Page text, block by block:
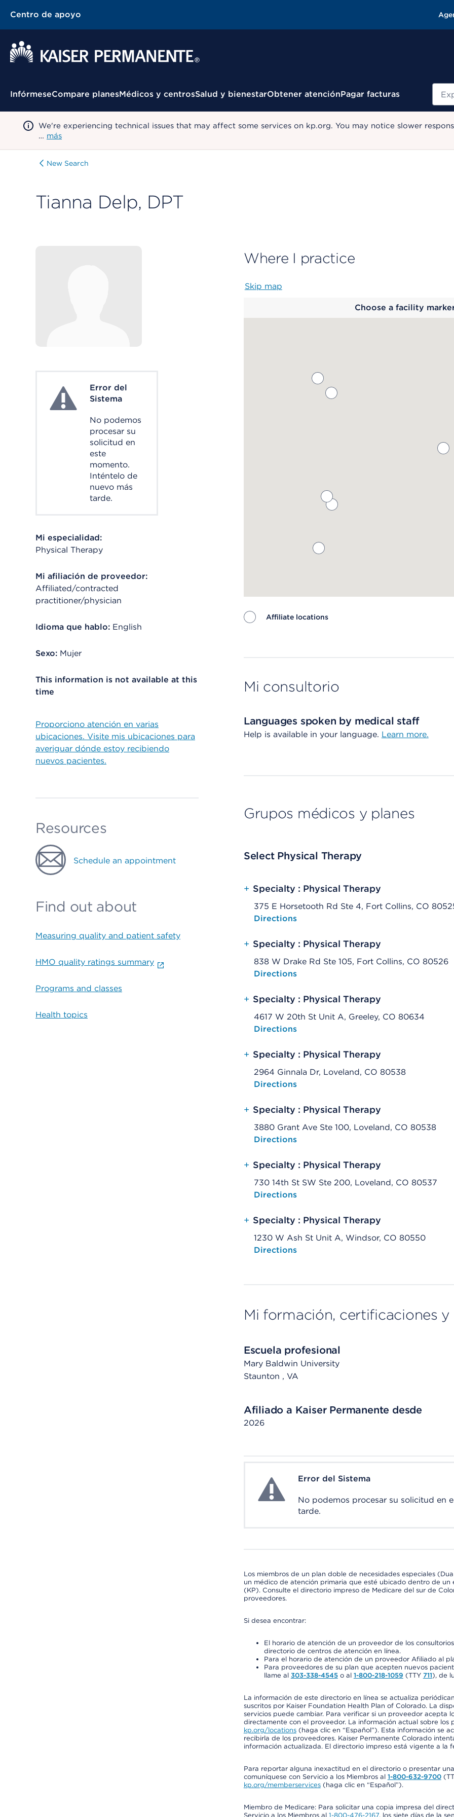
Centro de apoyo
Menú contextual
InfórmeseCompare planesMédicos y centrosSalud y bienestarObtener atenciónPagar facturas
We're experiencing technical issues that may affect some services on kp.org. You may notice slower
… más
New Search
Tianna Delp, DPT
System ErrorError del
Sistema
No podemos
procesar su
solicitud en
este
momento.
Inténtelo de
nuevo más
tarde.
Mi especialidad:
Physical Therapy
Mi afiliación de proveedor:
Affiliated/contracted
practitioner/physician
Idioma que hablo: English
Sexo: Mujer
This information is not available at this
time
Proporciono atención en varias
ubicaciones. Visite mis ubicaciones para
averiguar dónde estoy recibiendo
nuevos pacientes.
Resources
Schedule an appointment
Find out about
Measuring quality and patient safety
HMO quality ratings summary
Programs and classes
Health topics
Where I practice
Skip map
Choose a facility
Affiliate locations
Mi consultorio
Languages spoken by medical staff
Help is available in your language. Learn more.
Grupos médicos y planes
Select Physical Therapy
+ Specialty : Physical Therapy
375 E Horsetooth Rd Ste 4, Fort Collins, CO
Opens native map application on mobile devices
Directions
+ Specialty : Physical Therapy
838 W Drake Rd Ste 105, Fort Collins, CO 80526
Opens native map application on mobile devices
Directions
+ Specialty : Physical Therapy
4617 W 20th St Unit A, Greeley, CO 80634
Opens native map application on mobile devices
Directions
+ Specialty : Physical Therapy
2964 Ginnala Dr, Loveland, CO 80538
Opens native map application on mobile devices
Directions
+ Specialty : Physical Therapy
3880 Grant Ave Ste 100, Loveland, CO 80538
Opens native map application on mobile devices
Directions
+ Specialty : Physical Therapy
730 14th St SW Ste 200, Loveland, CO 80537
Opens native map application on mobile devices
Directions
+ Specialty : Physical Therapy
1230 W Ash St Unit A, Windsor, CO 80550
Opens native map application on mobile devices
Directions
Mi formación, certificaciones
Escuela profesional
Mary Baldwin University
Staunton , VA
Afiliado a Kaiser Permanente desde
2026
System ErrorError del Sistema
No podemos procesar su solicitud en
tarde.
Los miembros de un plan doble de necesidades especiales
un médico de atención primaria que esté ubicado dentro de un
(KP). Consulte el directorio impreso de Medicare del sur de
proveedores.
Si desea encontrar:
El horario de atención de un proveedor de los
directorio de centros de atención en línea.
Para el horario de atención de un proveedor Afiliado al
Para proveedores de su plan que acepten nuevos
llame al 303-338-4545o al 1-800-218-1059 (TTY 711), de
La información de este directorio en línea se actualiza
suscritos por Kaiser Foundation Health Plan of Colorado. La
servicios puede cambiar. Para verificar si un proveedor acepta
directamente con el proveedor. La información actual sobre los
kp.org/locations(haga clic en “Español”). Esta información se
recibirla de los proveedores. Kaiser Permanente Colorado
información actualizada. El directorio impreso está vigente a la
Para reportar alguna inexactitud en el directorio o presentar
comuníquese con Servicio a los Miembros al 1-800-632-9700
kp.org/memberservices(haga clic en “Español”).
Miembro de Medicare: Para solicitar una copia impresa del
Servicio a los Miembros al 1-800-476-2167, los siete días de la